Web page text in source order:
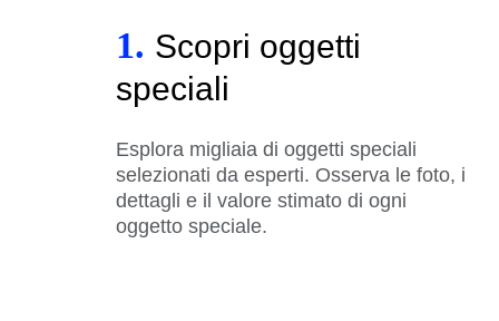
1. Scopri oggetti
speciali
Esplora migliaia di oggetti speciali
selezionati da esperti. Osserva le foto, i
dettagli e il valore stimato di ogni
oggetto speciale.